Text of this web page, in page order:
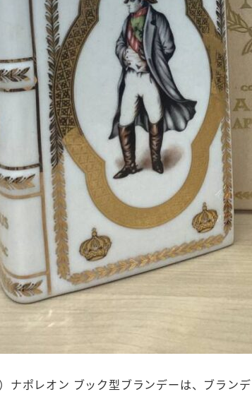
ナポレオン ブック型ブランデーは、ブラン